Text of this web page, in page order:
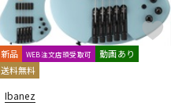
新品 WEB注文店頭受取可
動画あり
送料無料
Ibanez